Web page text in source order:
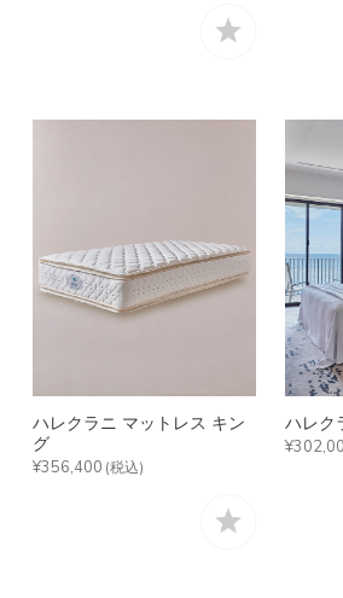
ハレクラニ マットレス キン
グ
¥356,400 (税込)
ハレク